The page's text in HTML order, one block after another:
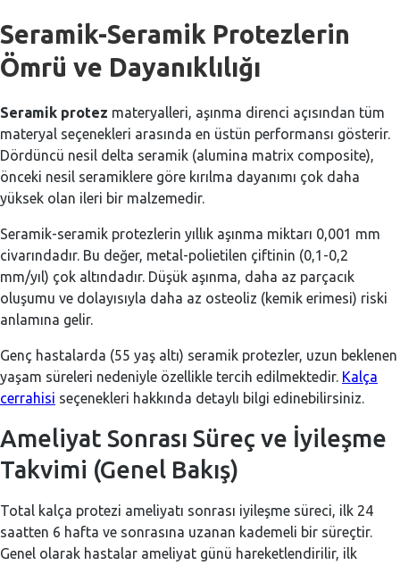
Seramik-Seramik Protezlerin
Ömrü ve Dayanıklılığı
Seramik protez materyalleri, aşınma direnci açısından tüm
materyal seçenekleri arasında en üstün performansı gösterir.
Dördüncü nesil delta seramik (alumina matrix composite),
önceki nesil seramiklere göre kırılma dayanımı çok daha
yüksek olan ileri bir malzemedir.
Seramik-seramik protezlerin yıllık aşınma miktarı 0,001 mm
civarındadır. Bu değer, metal-polietilen çiftinin (0,1-0,2
mm/yıl) çok altındadır. Düşük aşınma, daha az parçacık
oluşumu ve dolayısıyla daha az osteoliz (kemik erimesi) riski
anlamına gelir.
Genç hastalarda (55 yaş altı) seramik protezler, uzun beklenen
yaşam süreleri nedeniyle özellikle tercih edilmektedir. Kalça
cerrahisi seçenekleri hakkında detaylı bilgi edinebilirsiniz.
Ameliyat Sonrası Süreç ve İyileşme
Takvimi (Genel Bakış)
Total kalça protezi ameliyatı sonrası iyileşme süreci, ilk 24
saatten 6 hafta ve sonrasına uzanan kademeli bir süreçtir.
Genel olarak hastalar ameliyat günü hareketlendirilir, ilk